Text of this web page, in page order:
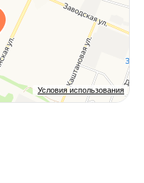
Условия использования